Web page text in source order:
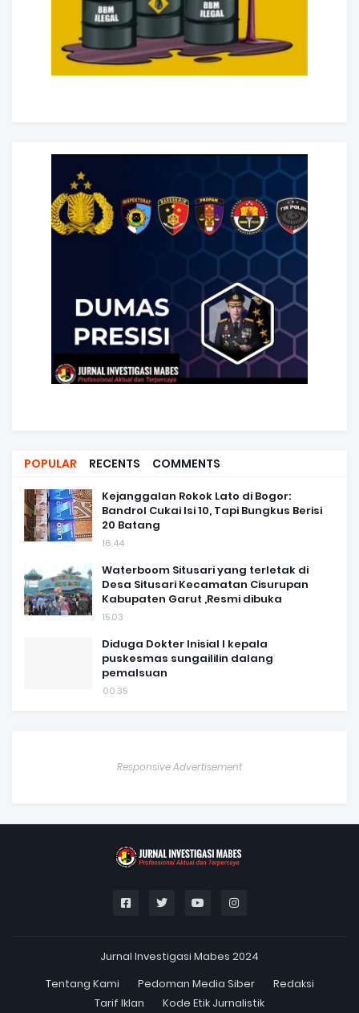
POPULAR RECENTS COMMENTS
Kejanggalan Rokok Lato di Bogor:
Bandrol Cukai Isi 10, Tapi Bungkus Berisi
20 Batang
16.44
Waterboom Situsari yang terletak di
Desa Situsari Kecamatan Cisurupan
Kabupaten Garut ,Resmi dibuka
15.03
Diduga Dokter Inisial I kepala
puskesmas sungaililin dalang
pemalsuan
00.35
Responsive Advertisement
Jurnal Investigasi Mabes 2024
Tentang Kami
Pedoman Media Siber
Redaksi
Tarif Iklan
Kode Etik Jurnalistik